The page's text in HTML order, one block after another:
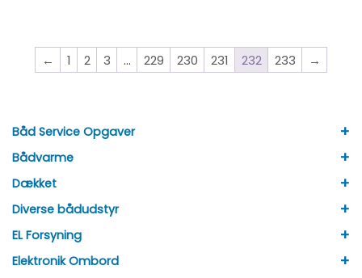
← 1 2 3 … 229 230 231 232 233 →
Båd Service Opgaver +
Bådvarme +
Dækket +
Diverse bådudstyr +
EL Forsyning +
Elektronik Ombord +